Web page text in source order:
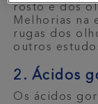
rosto e dos
Melhorias na
rugas dos
outros
2. Ácidos
Os ácidos